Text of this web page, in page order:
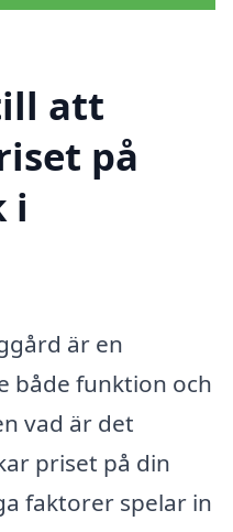
att
på
i
är en
både funktion och
vad är det
priset på din
faktorer spelar in